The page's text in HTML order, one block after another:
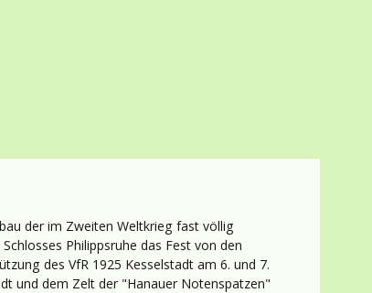
der im Zweiten Weltkrieg fast völlig
Philippsruhe das Fest von den
des VfR 1925 Kesselstadt am 6. und 7.
und dem Zelt der "Hanauer Notenspatzen"